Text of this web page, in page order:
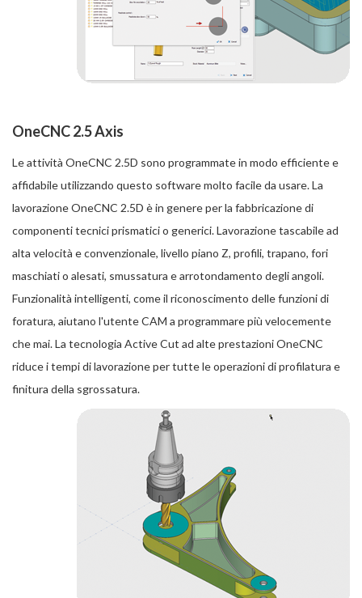
OneCNC 2.5 Axis
Le attività OneCNC 2.5D sono programmate in modo efficiente e
affidabile utilizzando questo software molto facile da usare. La
lavorazione OneCNC 2.5D è in genere per la fabbricazione di
componenti tecnici prismatici o generici. Lavorazione tascabile ad
alta velocità e convenzionale, livello piano Z, profili, trapano, fori
maschiati o alesati, smussatura e arrotondamento degli angoli.
Funzionalità intelligenti, come il riconoscimento delle funzioni di
foratura, aiutano l'utente CAM a programmare più velocemente
che mai. La tecnologia Active Cut ad alte prestazioni OneCNC
riduce i tempi di lavorazione per tutte le operazioni di profilatura e
finitura della sgrossatura.